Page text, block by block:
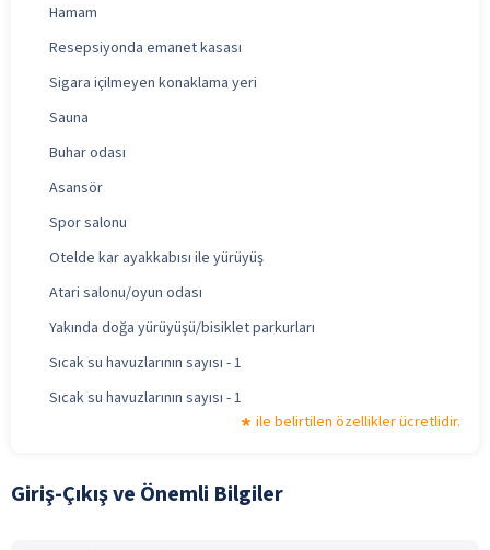
Hamam
Resepsiyonda emanet kasası
Sigara içilmeyen konaklama yeri
Sauna
Buhar odası
Asansör
Spor salonu
Otelde kar ayakkabısı ile yürüyüş
Atari salonu/oyun odası
Yakında doğa yürüyüşü/bisiklet parkurları
Sıcak su havuzlarının sayısı - 1
Sıcak su havuzlarının sayısı - 1
ile belirtilen özellikler ücretlidir.
Giriş-Çıkış ve Önemli Bilgiler